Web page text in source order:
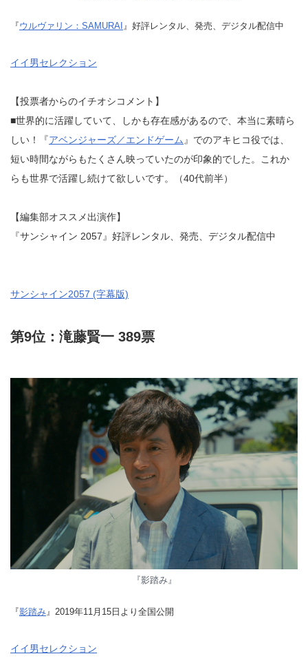
『ウルヴァリン：SAMURAI 』好評レンタル、発売、デジタル配信中
イイ男セレクション
【投票者からのイチオシコメント】
■世界的に活躍していて、しかも存在感があるので、本当に素晴ら
しい！『アベンジャーズ／エンドゲーム 』でのアキヒコ役では、
短い時間ながらもたくさん映っていたのが印象的でした。これか
らも世界で活躍し続けて欲しいです。（40代前半）
【編集部オススメ出演作】
『サンシャイン 2057』好評レンタル、発売、デジタル配信中
サンシャイン2057 (字幕版)
第9位：滝藤賢一 389票
『影踏み』
『影踏み』2019年11月15日より全国公開
イイ男セレクション